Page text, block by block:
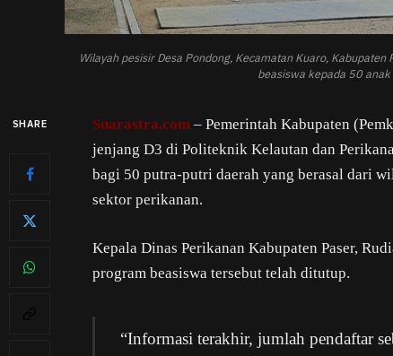
Wilayah pesisir Desa Pondong, Kecamatan Kuaro,
beasiswa kepada 50
SHARE Suarastra.com – Pemerintah Kabupaten
jenjang D3 di Politeknik Kelautan dan
bagi 50 putra-putri daerah yang berasal dari
sektor perikanan.
Kepala Dinas Perikanan Kabupaten Paser,
program beasiswa tersebut telah ditutup.
“Informasi terakhir, jumlah pendaftar